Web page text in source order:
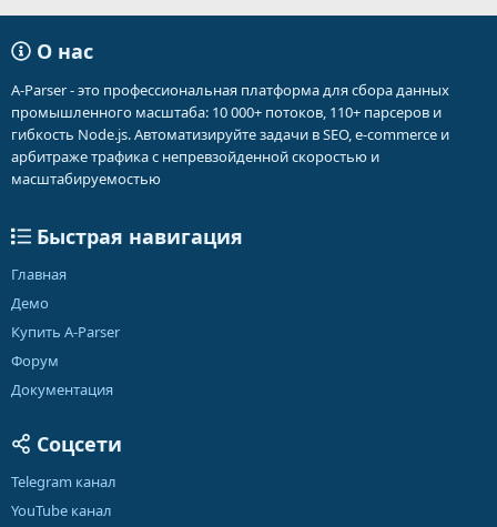
О нас
A-Parser - это профессиональная платформа для сбора данных
промышленного масштаба: 10 000+ потоков, 110+ парсеров и
гибкость Node.js. Автоматизируйте задачи в SEO, e-commerce и
арбитраже трафика с непревзойденной скоростью и
масштабируемостью
Быстрая навигация
Главная
Демо
Купить A-Parser
Форум
Документация
Соцсети
Telegram канал
YouTube канал